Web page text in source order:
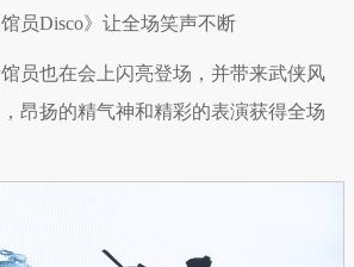
员Disco》让全场笑声不断
员也在会上闪亮登场，并带来武侠风
昂扬的精气神和精彩的表演获得全场